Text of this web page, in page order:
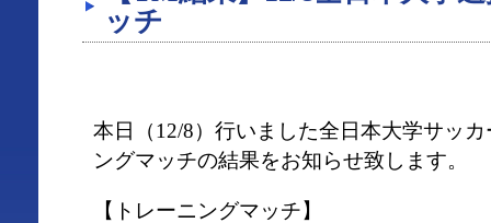
ッチ
本日（12/8）行いました全日本大学サッ
ングマッチの結果をお知らせ致します。
【トレーニングマッチ】